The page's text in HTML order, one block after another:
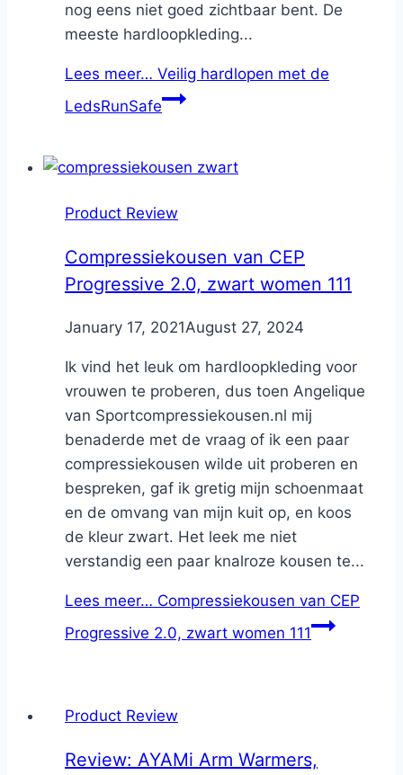
nog eens niet goed zichtbaar bent. De
meeste hardloopkleding...
Lees meer… Veilig hardlopen met de
LedsRunSafe
Product Review
Compressiekousen van CEP
Progressive 2.0, zwart women 111
ByNicole
January 17, 2021August 27, 2024
Ik vind het leuk om hardloopkleding voor
vrouwen te proberen, dus toen Angelique
van Sportcompressiekousen.nl mij
benaderde met de vraag of ik een paar
compressiekousen wilde uit proberen en
bespreken, gaf ik gretig mijn schoenmaat
en de omvang van mijn kuit op, en koos
de kleur zwart. Het leek me niet
verstandig een paar knalroze kousen te...
Lees meer… Compressiekousen van CEP
Progressive 2.0, zwart women 111
Product Review
Review: AYAMi Arm Warmers,